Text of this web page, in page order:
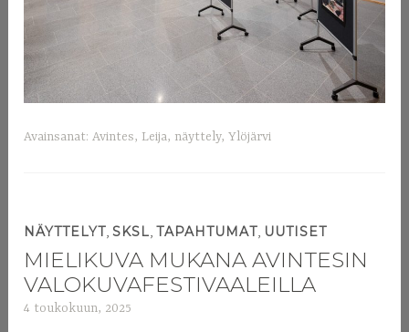
Avainsanat:Avintes, Leija, näyttely,Ylöjärvi
NÄYTTELYT,SKSL,TAPAHTUMAT, UUTISET
MIELIKUVA MUKANA AVINTESIN
VALOKUVAFESTIVAALEILLA
4 toukokuun, 2025